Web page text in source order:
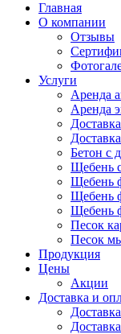
Главная
О компании
Отзывы
Услуги
Аренда
Аренда
Бетон с
Щебень
Щебень
Щебень
Щебень
Песок
Песок
Продукция
Цены
Акции
Доставка и